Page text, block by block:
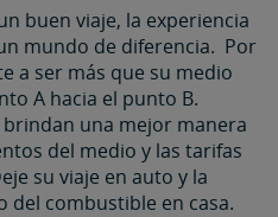
buen viaje, la experiencia
mundo de diferencia. Por
a ser más que su medio
A hacia el punto B.
una mejor manera
del medio y las tarifas
su viaje en auto y la
del combustible en casa.